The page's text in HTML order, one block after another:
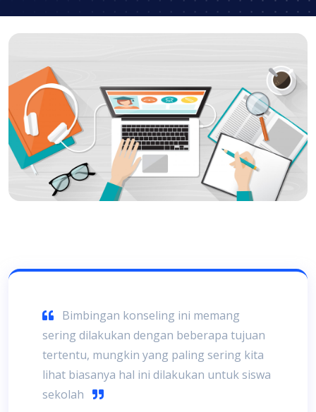
Bimbingan konseling ini memang
sering dilakukan dengan beberapa tujuan
tertentu, mungkin yang paling sering kita
lihat biasanya hal ini dilakukan untuk siswa
sekolah